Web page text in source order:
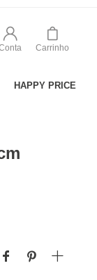
Carrinho
HAPPY PRICE